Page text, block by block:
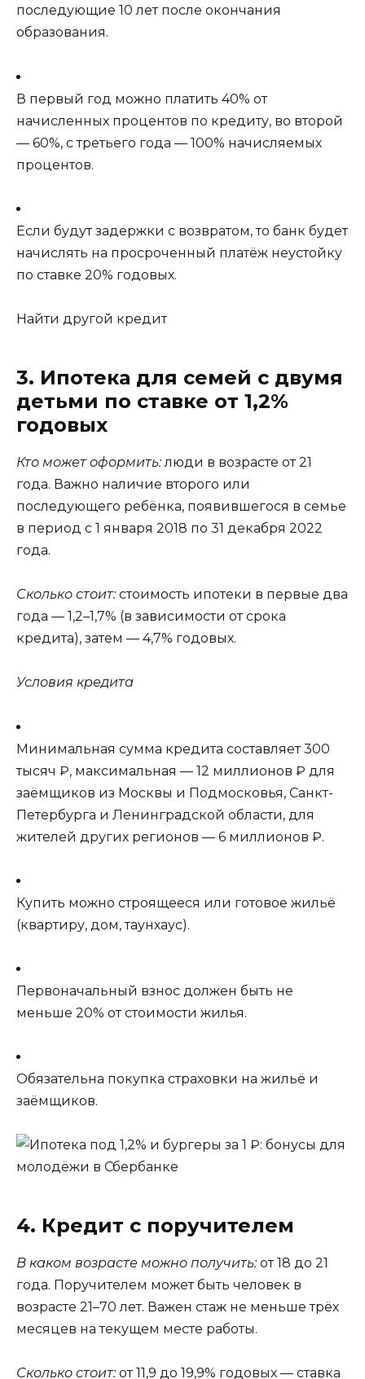
последующие 10 лет после окончания
образования.
В первый год можно платить 40% от
начисленных процентов по кредиту, во второй
— 60%, с третьего года — 100% начисляемых
процентов.
Если будут задержки с возвратом, то банк будет
начислять на просроченный платёж неустойку
по ставке 20% годовых.
Найти другой кредит
3. Ипотека для семей с двумя
детьми по ставке от 1,2%
годовых
Кто может оформить:люди в возрасте от 21
года. Важно наличие второго или
последующего ребёнка, появившегося в семье
в период с 1 января 2018 по 31 декабря 2022
года.
Сколько стоит:стоимость ипотеки в первые два
года — 1,2–1,7% (в зависимости от срока
кредита), затем — 4,7% годовых.
Условия кредита
Минимальная сумма кредита составляет 300
тысяч ₽, максимальная — 12 миллионов ₽ для
заёмщиков из Москвы и Подмосковья, Санкт-
Петербурга и Ленинградской области, для
жителей других регионов — 6 миллионов ₽.
Купить можно строящееся или готовое жильё
(квартиру, дом, таунхаус).
Первоначальный взнос должен быть не
меньше 20% от стоимости жилья.
Обязательна покупка страховки на жильё и
заёмщиков.
4. Кредит с поручителем
В каком возрасте можно получить:от 18 до 21
года. Поручителем может быть человек в
возрасте 21–70 лет. Важен стаж не меньше трёх
месяцев на текущем месте работы.
Сколько стоит:от 11,9 до 19,9% годовых — ставка